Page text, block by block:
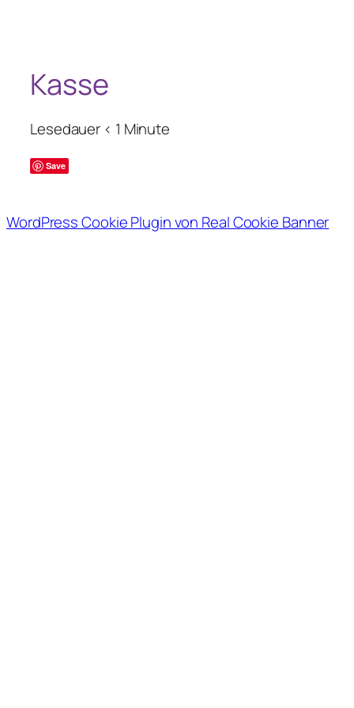
springen
Kasse
Lesedauer < 1 Minute
Save
WordPress Cookie Plugin von Real Cookie Banner